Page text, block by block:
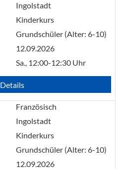
Ingolstadt
Kinderkurs
Grundschüler (Alter: 6-10)
12.09.2026
Sa., 12:00-12:30 Uhr
Details
Französisch
Ingolstadt
Kinderkurs
Grundschüler (Alter: 6-10)
12.09.2026